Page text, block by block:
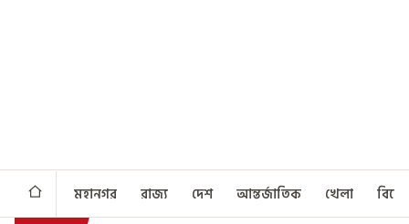
মহানগর রাজ্য দেশ আন্তর্জাতিক খেলা